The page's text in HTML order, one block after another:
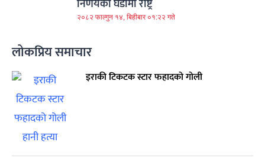
निर्णयको घडीमा राष्ट्र
२०८२ फाल्गुन १४, बिहीबार ०१:२२ गते
लोकप्रिय समाचार
इराकी टिकटक स्टार फहादको गोली